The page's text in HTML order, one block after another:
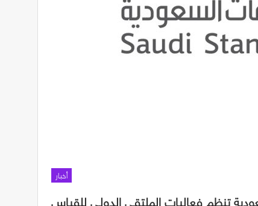
أخبار
تنظم فعاليات الملتقى الدولي للقياس